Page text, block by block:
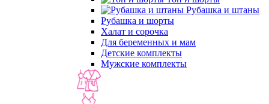
Рубашка и штаны
Рубашка и шорты
Халат и сорочка
Для беременных и мам
Детские комплекты
Мужские комплекты